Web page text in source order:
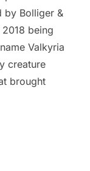
by Bolliger &
being
Valkyria
creature
brought